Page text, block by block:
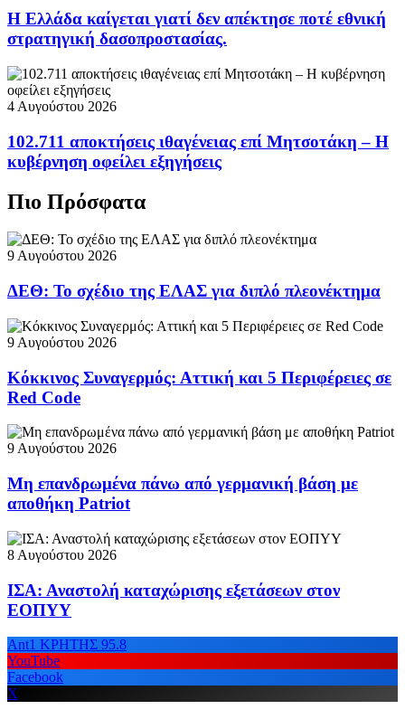
Η Ελλάδα καίγεται γιατί δεν απέκτησε ποτέ εθνική
στρατηγική δασοπροστασίας.
4 Αυγούστου 2026
102.711 αποκτήσεις ιθαγένειας επί Μητσοτάκη – Η
κυβέρνηση οφείλει εξηγήσεις
Πιο Πρόσφατα
9 Αυγούστου 2026
ΔΕΘ: Το σχέδιο της ΕΛΑΣ για διπλό πλεονέκτημα
9 Αυγούστου 2026
Κόκκινος Συναγερμός: Αττική και 5 Περιφέρειες σε
Red Code
9 Αυγούστου 2026
Μη επανδρωμένα πάνω από γερμανική βάση με
αποθήκη Patriot
8 Αυγούστου 2026
ΙΣΑ: Αναστολή καταχώρισης εξετάσεων στον
ΕΟΠΥΥ
Ant1 ΚΡΗΤΗΣ 95.8
YouTube
Facebook
X